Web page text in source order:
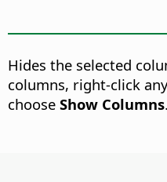
Hides the selected
columns, right-click
choose Show Columns.